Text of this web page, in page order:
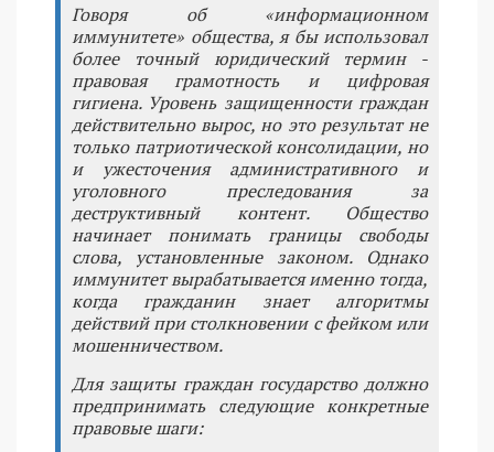
Говоря об «информационном
иммунитете» общества, я бы использовал
более точный юридический термин -
правовая грамотность и цифровая
гигиена. Уровень защищенности граждан
действительно вырос, но это результат не
только патриотической консолидации, но
и ужесточения административного и
уголовного преследования за
деструктивный контент. Общество
начинает понимать границы свободы
слова, установленные законом. Однако
иммунитет вырабатывается именно тогда,
когда гражданин знает алгоритмы
действий при столкновении с фейком или
мошенничеством.
Для защиты граждан государство должно
предпринимать следующие конкретные
правовые шаги: